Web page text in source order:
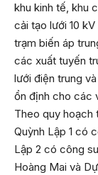
khu kinh tế, khu
cải tạo lưới 10
trạm biến áp
các xuất tuyến
lưới điện trung
ổn định cho các
Theo quy hoạch
Quỳnh Lập 1 có
Lập 2 có công
Hoàng Mai và